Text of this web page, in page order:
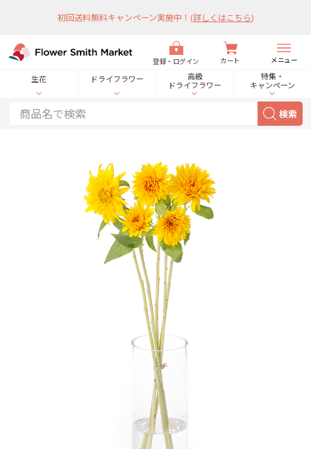
初回送料無料キャンペーン実施中！ (詳しくはこちら)
登録・ログイン カート メニュー
生花 ドライフラワー
高級
ドライフラワー
特集・
キャンペーン
検索